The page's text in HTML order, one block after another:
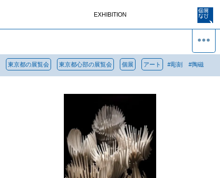
EXHIBITION
東京都の展覧会 東京都心部の展覧会 個展 アート #彫刻 #陶磁